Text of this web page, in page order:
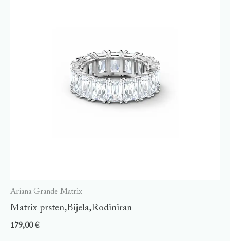
Ariana Grande Matrix
Matrix prsten,Bijela,Rodiniran
179,00€